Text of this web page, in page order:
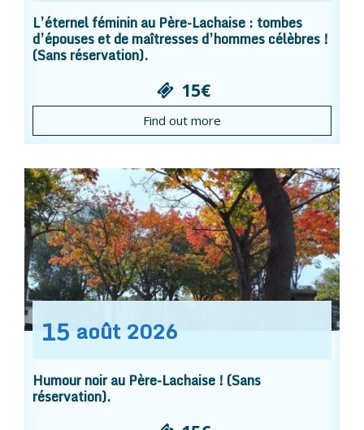
L’éternel féminin au Père-Lachaise : tombes
d’épouses et de maîtresses d’hommes célèbres !
(Sans réservation).
15€
Find out more
15 août 2026
Humour noir au Père-Lachaise ! (Sans
réservation).